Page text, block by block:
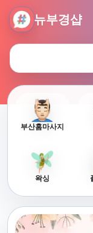
뉴부경샵
뉴부경샵 - 부산 마사
부산홈마사지
왁싱